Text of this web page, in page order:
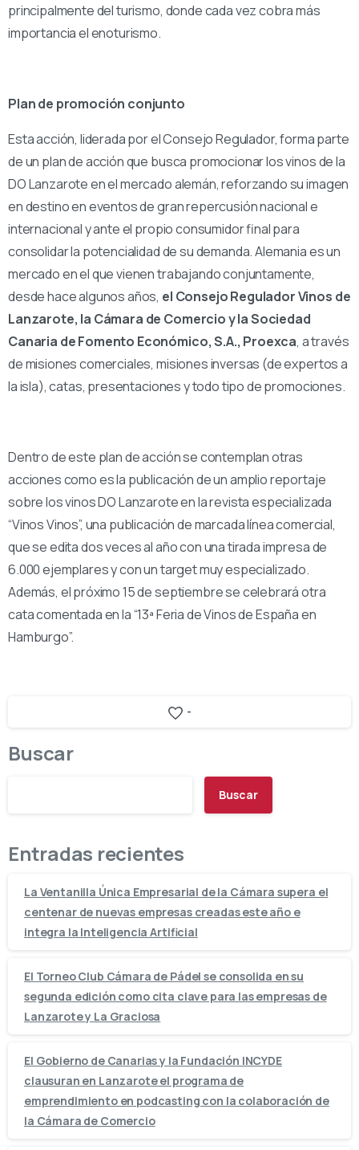
principalmente del turismo, donde cada vez cobra más
importancia el enoturismo.
Plan de promoción conjunto
Esta acción, liderada por el Consejo Regulador, forma parte
de un plan de acción que busca promocionar los vinos de la
DO Lanzarote en el mercado alemán, reforzando su imagen
en destino en eventos de gran repercusión nacional e
internacional y ante el propio consumidor final para
consolidar la potencialidad de su demanda. Alemania es un
mercado en el que vienen trabajando conjuntamente,
desde hace algunos años, el Consejo Regulador Vinos de
Lanzarote, la Cámara de Comercio y la Sociedad
Canaria de Fomento Económico, S.A., Proexca, a través
de misiones comerciales, misiones inversas (de expertos a
la isla), catas, presentaciones y todo tipo de promociones.
Dentro de este plan de acción se contemplan otras
acciones como es la publicación de un amplio reportaje
sobre los vinos DO Lanzarote en la revista especializada
“Vinos Vinos”, una publicación de marcada línea comercial,
que se edita dos veces al año con una tirada impresa de
6.000 ejemplares y con un target muy especializado.
Además, el próximo 15 de septiembre se celebrará otra
cata comentada en la “13ª Feria de Vinos de España en
Hamburgo”.
-
Buscar
Buscar
Entradas recientes
La Ventanilla Única Empresarial de la Cámara supera el
centenar de nuevas empresas creadas este año e
integra la Inteligencia Artificial
El Torneo Club Cámara de Pádel se consolida en su
segunda edición como cita clave para las empresas de
Lanzarote y La Graciosa
El Gobierno de Canarias y la Fundación INCYDE
clausuran en Lanzarote el programa de
emprendimiento en podcasting con la colaboración de
la Cámara de Comercio